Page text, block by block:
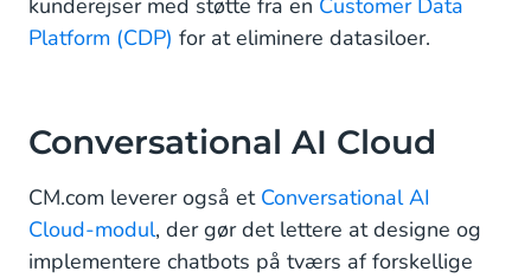
kunderejser med støtte fra en Customer Data
Platform (CDP) for at eliminere datasiloer.
Conversational AI Cloud
CM.com leverer også et Conversational AI
Cloud-modul, der gør det lettere at designe og
implementere chatbots på tværs af forskellige